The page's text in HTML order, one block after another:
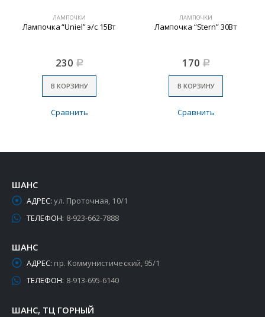
ЛАМПОЧКИ
Лампочка “Uniel” э/с 15Вт
230 Р
В КОРЗИНУ
Сравнить
ЛАМПОЧКИ
Лампочка “Stern” 30Вт
170 Р
В КОРЗИНУ
Сравнить
ШАНС
АДРЕС: ул. Проточная, 10/1
ТЕЛЕФОН: 8-923-662-7888
ШАНС
АДРЕС: пр. Коммунистический, 95/1
ТЕЛЕФОН: 8-913-695-6140
ШАНС, ТЦ ГОРНЫЙ